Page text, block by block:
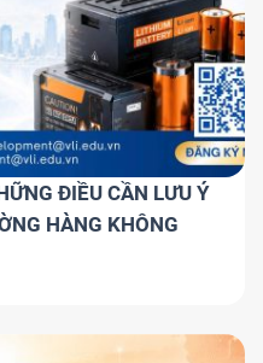
ĐIỀU CẦN LƯU Ý
HÀNG KHÔNG